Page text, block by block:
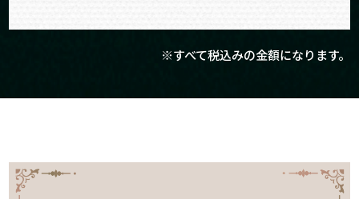
※すべて税込みの金額になります。